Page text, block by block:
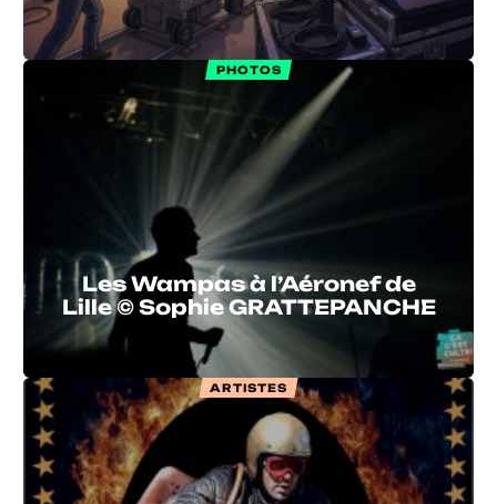
PHOTOS
Les Wampas à l’Aéronef de
Lille © Sophie GRATTEPANCHE
ARTISTES